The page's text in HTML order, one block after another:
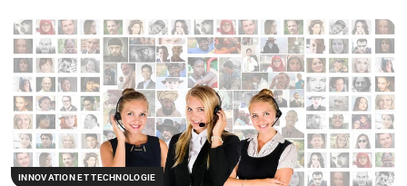
INNOVATION ET TECHNOLOGIE